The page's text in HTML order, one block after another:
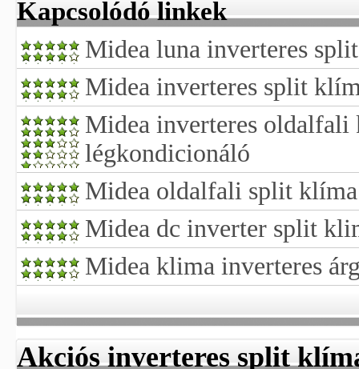
Kapcsolódó linkek
Midea luna inverteres
Midea inverteres split
Midea inverteres
légkondicionáló
Midea oldalfali split klíma
Midea dc inverter split
Midea klima inverteres
Akciós inverteres split